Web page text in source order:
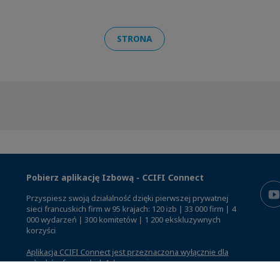
STRONA
Pobierz aplikację Izbową - CCIFI Connect
Przyspiesz swoją działalność dzięki pierwszej prywatnej
sieci francuskich firm w 95 krajach: 120 izb | 33 000 firm | 4
000 wydarzeń | 300 komitetów | 1 200 ekskluzywnych
korzyści
Aplikacja CCIFI Connect jest przeznaczona wyłącznie dla
członków francuskich Izb za granicą.